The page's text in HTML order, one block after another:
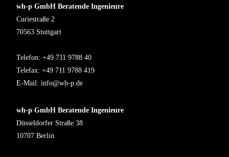
wh-p GmbH Beratende Ingenieure
Curiestraße 2
70563 Stuttgart
Telefon: +49 711 9788 40
Telefax: +49 711 9788 419
E-Mail: info@wh-p.de
wh-p GmbH Beratende Ingenieure
Düsseldorfer Straße 38
10707 Berlin